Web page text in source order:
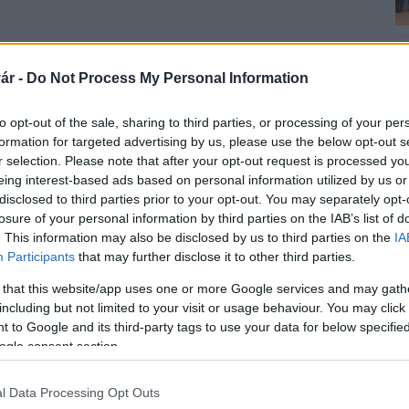
- Do Not Process My Personal Information
opt-out of the sale, sharing to third parties, or processing of your
for targeted advertising by us, please use the below opt-out
selection. Please note that after your opt-out request is processed
interest-based ads based on personal information utilized by us
to third parties prior to your opt-out. You may separately
of your personal information by third parties on the IAB’s list of
This information may also be disclosed by us to third parties on the
Participants that may further disclose it to other third parties.
that this website/app uses one or more Google services and may
but not limited to your visit or usage behaviour. You may
to Google and its third-party tags to use your data for below
consent section.
Data Processing Opt Outs
(MME) Nagy téli madárles címmel országos
ig.
a lakosság bevonása a környezetünkben élő
tudomány" jellegű adatgyűjtésbe. Az
támogatott számolásban bárki részt vehet
feltöltéséhez nem kell más, mint egy mobiltelefon
hozzájárulnak ahhoz, hogy nyomon követhessék
alakulására az elkövetkező
és ezek környékét célzó lakossági adatgyűjtés
1410 megfigyelési helyen 121 faj 85 750
részt az akcióban és 1125 megfigyelési helyről